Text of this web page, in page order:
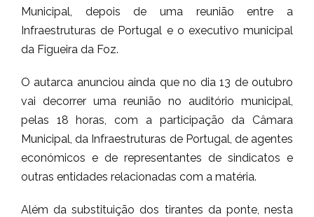
Municipal, depois de uma reunião entre a
Infraestruturas de Portugal e o executivo municipal
da Figueira da Foz.
O autarca anunciou ainda que no dia 13 de outubro
vai decorrer uma reunião no auditório municipal,
pelas 18 horas, com a participação da Câmara
Municipal, da Infraestruturas de Portugal, de agentes
económicos e de representantes de sindicatos e
outras entidades relacionadas com a matéria.
Além da substituição dos tirantes da ponte, nesta